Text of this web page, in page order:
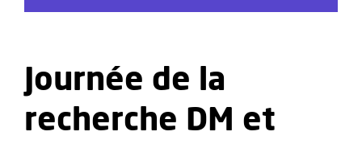
Journée de la
recherche DM et